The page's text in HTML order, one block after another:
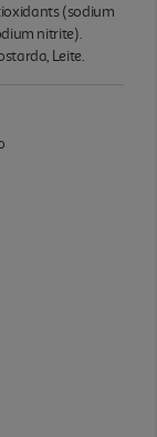
(sodium
nitrite).
Leite.